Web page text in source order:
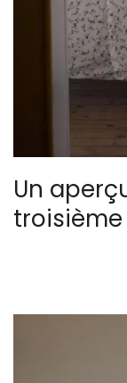
Un
troisième